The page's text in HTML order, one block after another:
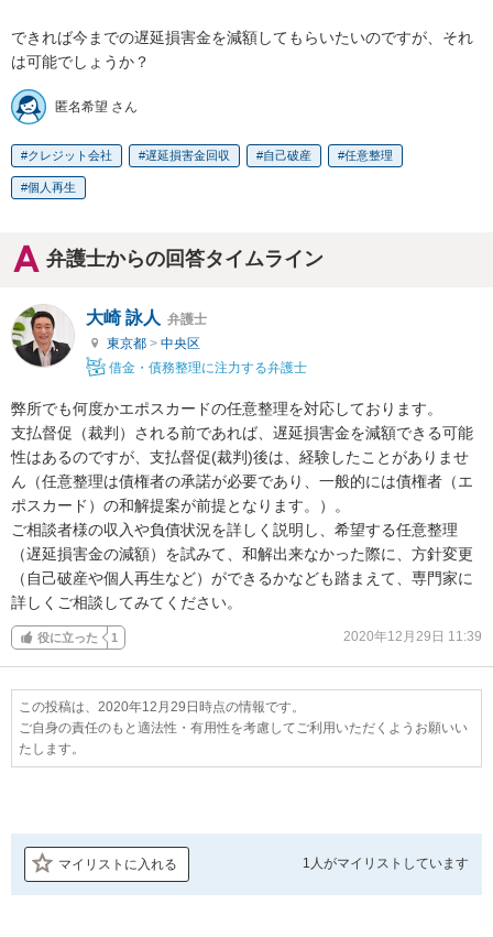
できれば今までの遅延損害金を減額してもらいたいのですが、それ
は可能でしょうか？
匿名希望 さん
クレジット会社 遅延損害金回収 自己破産 任意整理
個人再生
弁護士からの回答タイムライン
大崎 詠人 弁護士
東京都 > 中央区
借金・債務整理に注力する弁護士
弊所でも何度かエポスカードの任意整理を対応しております。
支払督促（裁判）される前であれば、遅延損害金を減額できる可能
性はあるのですが、支払督促(裁判)後は、経験したことがありませ
ん（任意整理は債権者の承諾が必要であり、一般的には債権者（エ
ポスカード）の和解提案が前提となります。）。
ご相談者様の収入や負債状況を詳しく説明し、希望する任意整理
（遅延損害金の減額）を試みて、和解出来なかった際に、方針変更
（自己破産や個人再生など）ができるかなども踏まえて、専門家に
詳しくご相談してみてください。
役に立った 1 2020年12月29日 11:39
この投稿は、2020年12月29日時点の情報です。
ご自身の責任のもと適法性・有用性を考慮してご利用いただくようお願いい
たします。
マイリストに入れる 1人がマイリストしています